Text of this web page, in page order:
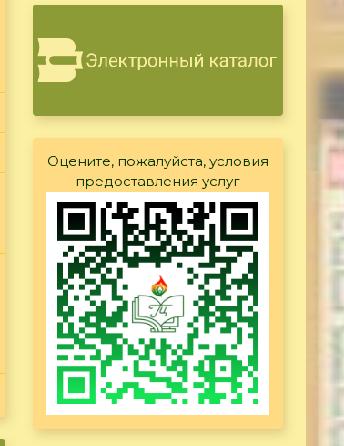
Оцените, пожалуйста, условия
предоставления услуг